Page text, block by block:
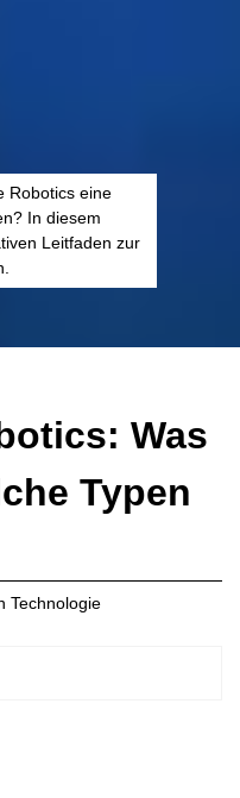
Robotics eine
In diesem
Leitfaden zur
Was
Typen
Technologie